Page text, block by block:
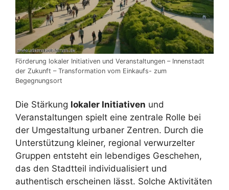
Förderung lokaler Initiativen und Veranstaltungen – Innenstadt
der Zukunft – Transformation vom Einkaufs- zum
Begegnungsort
Die Stärkung lokaler Initiativen und
Veranstaltungen spielt eine zentrale Rolle bei
der Umgestaltung urbaner Zentren. Durch die
Unterstützung kleiner, regional verwurzelter
Gruppen entsteht ein lebendiges Geschehen,
das den Stadtteil individualisiert und
authentisch erscheinen lässt. Solche Aktivitäten